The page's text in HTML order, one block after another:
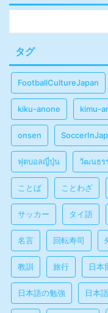
タグ
FootballCultureJapan
kiku-anone kimu-
onsen
ฟุตบอลญี่ปุ่น วัฒนธร
ことば ことわざ
サッカー タイ語
名言 回転寿司
教訓 旅行 日本
日本語の勉強 日本